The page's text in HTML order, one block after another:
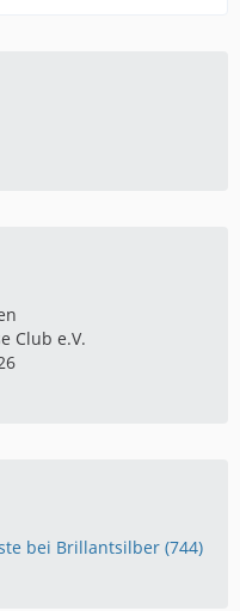
Club e.V.
bei Brillantsilber (744)